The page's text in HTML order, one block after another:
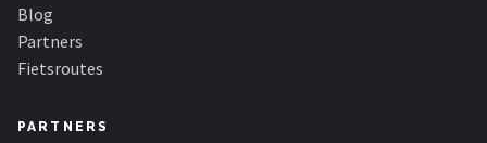
Blog
Partners
Fietsroutes
PARTNERS